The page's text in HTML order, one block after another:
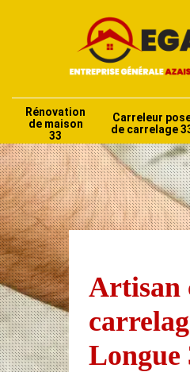
Rénovation
de maison
33
Carreleur
de carrelage
Artisan
Longue